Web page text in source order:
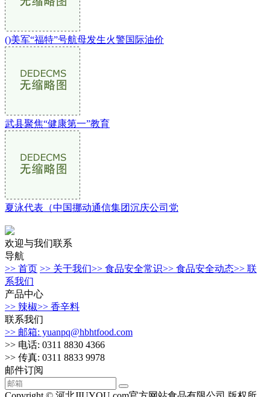
()美军“福特”号航母发生火警国际油价
武县聚焦“健康第一”教育
夏泳代表（中国挪动通信集团沉庆公司党
欢迎与我们联系
导航
>> 首页 >> 关于我们>> 食品安全常识>> 食品安全动态>> 联
系我们
产品中心
>> 辣椒>> 香辛料
联系我们
>> 邮箱: yuanpq@hbhtfood.com
>> 电话: 0311 8830 4366
>> 传真: 0311 8833 9978
邮件订阅